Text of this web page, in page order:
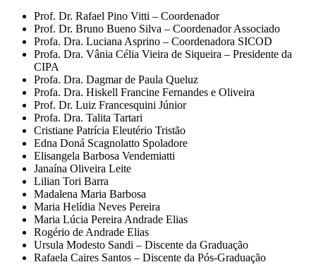
Prof. Dr. Rafael Pino Vitti – Coordenador
Prof. Dr. Bruno Bueno Silva – Coordenador Associado
Profa. Dra. Luciana Asprino – Coordenadora SICOD
Profa. Dra. Vânia Célia Vieira de Siqueira – Presidente da
CIPA
Profa. Dra. Dagmar de Paula Queluz
Profa. Dra. Hiskell Francine Fernandes e Oliveira
Prof. Dr. Luiz Francesquini Júnior
Profa. Dra. Talita Tartari
Cristiane Patrícia Eleutério Tristão
Edna Doná Scagnolatto Spoladore
Elisangela Barbosa Vendemiatti
Janaína Oliveira Leite
Lilian Tori Barra
Madalena Maria Barbosa
Maria Helídia Neves Pereira
Maria Lúcia Pereira Andrade Elias
Rogério de Andrade Elias
Ursula Modesto Sandi – Discente da Graduação
Rafaela Caires Santos – Discente da Pós-Graduação